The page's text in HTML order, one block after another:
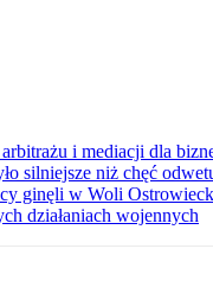
i mediacji dla
silniejsze niż chęć
ginęli w Woli
działaniach wojennych